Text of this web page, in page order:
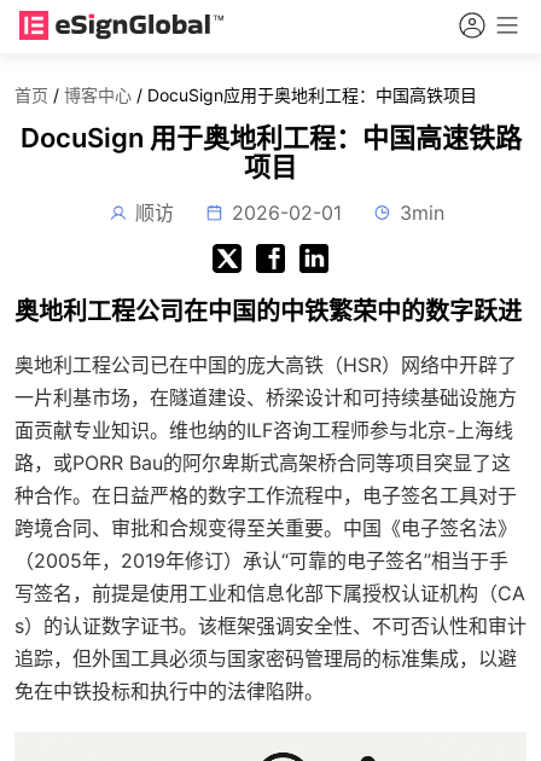
首页 / 博客中心 / DocuSign应用于奥地利工程：中国高铁项目
DocuSign 用于奥地利工程：中国高速铁路
项目
顺访 2026-02-01 3min
奥地利工程公司在中国的中铁繁荣中的数字跃进
奥地利工程公司已在中国的庞大高铁（HSR）网络中开辟了
一片利基市场，在隧道建设、桥梁设计和可持续基础设施方
面贡献专业知识。维也纳的ILF咨询工程师参与北京-上海线
路，或PORR Bau的阿尔卑斯式高架桥合同等项目突显了这
种合作。在日益严格的数字工作流程中，电子签名工具对于
跨境合同、审批和合规变得至关重要。中国《电子签名法》
（2005年，2019年修订）承认“可靠的电子签名”相当于手
写签名，前提是使用工业和信息化部下属授权认证机构（CA
s）的认证数字证书。该框架强调安全性、不可否认性和审计
追踪，但外国工具必须与国家密码管理局的标准集成，以避
免在中铁投标和执行中的法律陷阱。